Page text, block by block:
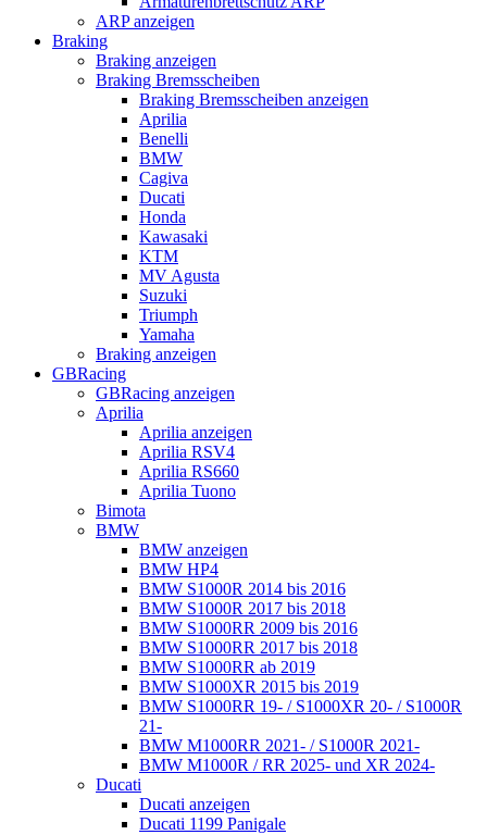
ARP anzeigen
Braking
Braking anzeigen
Braking Bremsscheiben
Braking Bremsscheiben anzeigen
Aprilia
Benelli
BMW
Cagiva
Ducati
Honda
Kawasaki
KTM
MV Agusta
Suzuki
Triumph
Yamaha
Braking anzeigen
GBRacing
GBRacing anzeigen
Aprilia
Aprilia anzeigen
Aprilia RSV4
Aprilia RS660
Aprilia Tuono
Bimota
BMW
BMW anzeigen
BMW HP4
BMW S1000R 2014 bis 2016
BMW S1000R 2017 bis 2018
BMW S1000RR 2009 bis 2016
BMW S1000RR 2017 bis 2018
BMW S1000RR ab 2019
BMW S1000XR 2015 bis 2019
BMW S1000RR 19- / S1000XR 20- / S1000R
21-
BMW M1000RR 2021- / S1000R 2021-
BMW M1000R / RR 2025- und XR 2024-
Ducati
Ducati anzeigen
Ducati 1199 Panigale